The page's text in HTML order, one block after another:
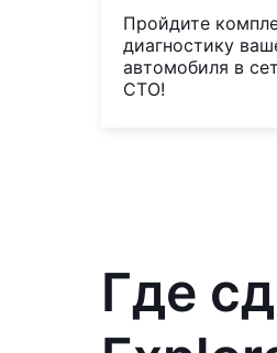
Пройдите
диагностику
автомобиля в
СТО!
Где